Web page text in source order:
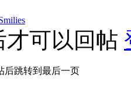
可以回帖
后跳转到最后一页